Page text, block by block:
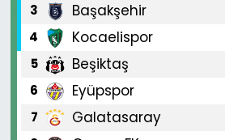
3 Başakşehir
4 Kocaelispor
5 Beşiktaş
6 Eyüpspor
7 Galatasaray